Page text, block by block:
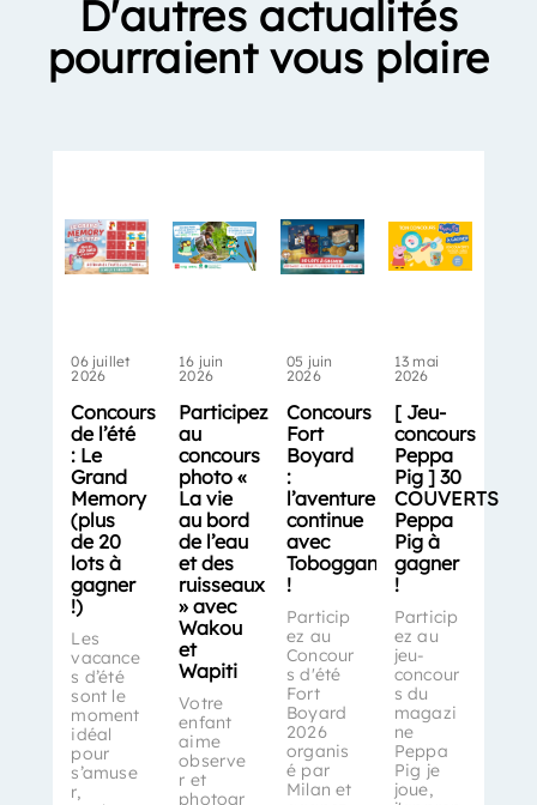
D'autres actualités
pourraient vous plaire
06 juillet
2026
Concours
de l’été
: Le
Grand
Memory
(plus
de 20
lots à
gagner
!)
Les
vacance
s d’été
sont le
moment
idéal
pour
s’amuse
r,
16 juin
2026
Participez
au
concours
photo «
La vie
au bord
de l’eau
et des
ruisseaux
» avec
Wakou
et
Wapiti
Votre
enfant
aime
observe
r et
photogr
05 juin
2026
Concours
Fort
Boyard
:
l’aventure
continue
avec
Toboggan
!
Particip
ez au
Concour
s d'été
Fort
Boyard
2026
organis
é par
Milan et
13 mai
2026
[ Jeu-
concours
Peppa
Pig ] 30
COUVERTS
Peppa
Pig à
gagner
!
Particip
ez au
jeu-
concour
s du
magazi
ne
Peppa
Pig je
joue,